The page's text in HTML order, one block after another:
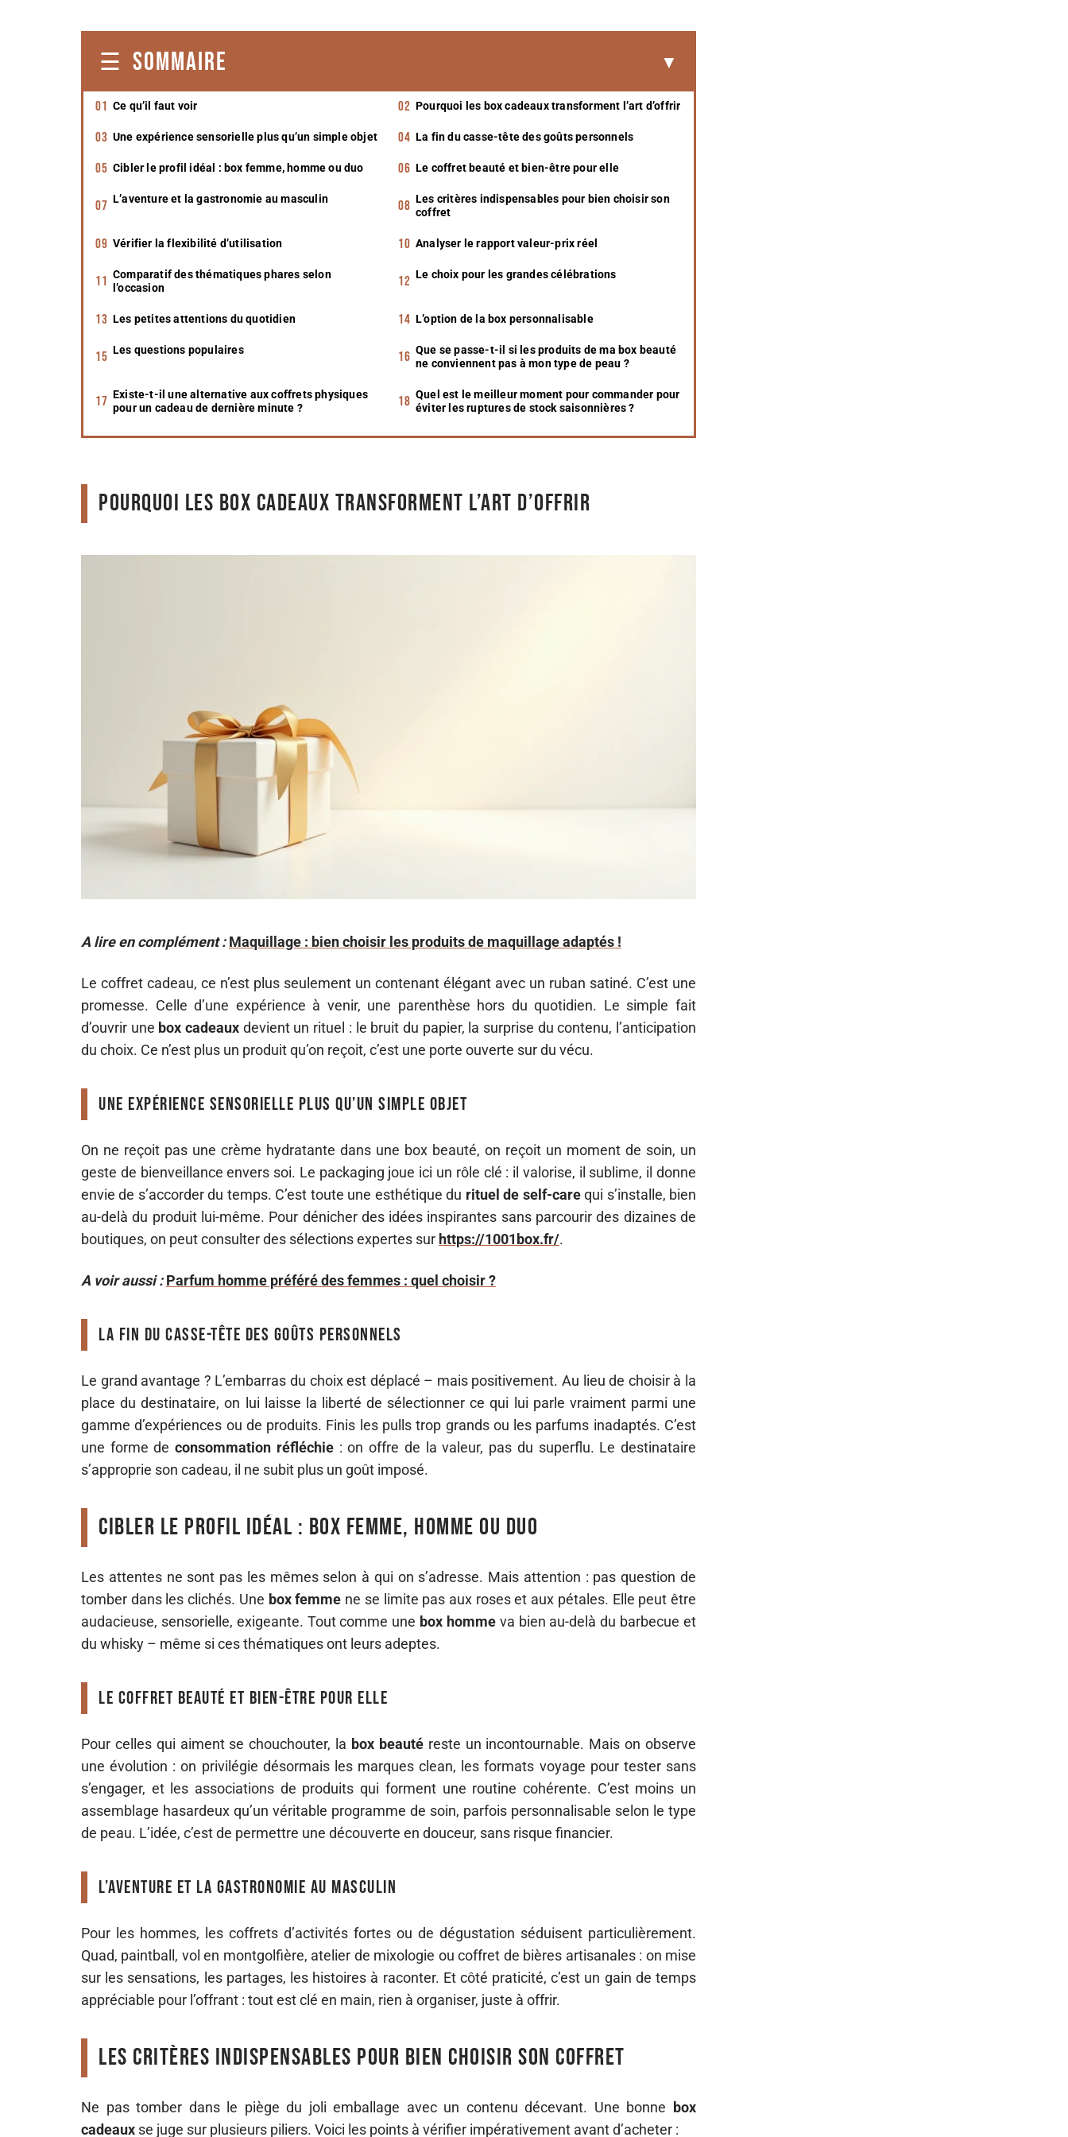
SOMMAIRE
Ce qu’il faut voir Pourquoi les box cadeaux transforment l’art d’offrir
Une expérience sensorielle plus qu’un simple objet La fin du casse-tête des goûts personnels
Cibler le profil idéal : box femme, homme ou duo Le coffret beauté et bien-être pour elle
L’aventure et la gastronomie au masculin
Les critères indispensables pour bien choisir son
coffret
Vérifier la flexibilité d’utilisation Analyser le rapport valeur-prix réel
Comparatif des thématiques phares selon
l’occasion
Le choix pour les grandes célébrations
Les petites attentions du quotidien L’option de la box personnalisable
Les questions populaires
Que se passe-t-il si les produits de ma box beauté
ne conviennent pas à mon type de peau ?
Existe-t-il une alternative aux coffrets physiques
pour un cadeau de dernière minute ?
Quel est le meilleur moment pour commander pour
éviter les ruptures de stock saisonnières ?
Pourquoi les box cadeaux transforment l’art d’offrir
A lire en complément : Maquillage : bien choisir les produits de maquillage adaptés !
Le coffret cadeau, ce n’est plus seulement un contenant élégant avec un ruban satiné. C’est une
promesse. Celle d’une expérience à venir, une parenthèse hors du quotidien. Le simple fait
d’ouvrir une box cadeaux devient un rituel : le bruit du papier, la surprise du contenu, l’anticipation
du choix. Ce n’est plus un produit qu’on reçoit, c’est une porte ouverte sur du vécu.
Une expérience sensorielle plus qu’un simple objet
On ne reçoit pas une crème hydratante dans une box beauté, on reçoit un moment de soin, un
geste de bienveillance envers soi. Le packaging joue ici un rôle clé : il valorise, il sublime, il donne
envie de s’accorder du temps. C’est toute une esthétique du rituel de self-carequi s’installe, bien
au-delà du produit lui-même. Pour dénicher des idées inspirantes sans parcourir des dizaines de
boutiques, on peut consulter des sélections expertes sur https://1001box.fr/.
A voir aussi : Parfum homme préféré des femmes : quel choisir ?
La fin du casse-tête des goûts personnels
Le grand avantage ? L’embarras du choix est déplacé – mais positivement. Au lieu de choisir à la
place du destinataire, on lui laisse la liberté de sélectionner ce qui lui parle vraiment parmi une
gamme d’expériences ou de produits. Finis les pulls trop grands ou les parfums inadaptés. C’est
une forme deconsommation réfléchie: on offre de la valeur, pas du superflu. Le destinataire
s’approprie son cadeau, il ne subit plus un goût imposé.
Cibler le profil idéal : box femme, homme ou duo
Les attentes ne sont pas les mêmes selon à qui on s’adresse. Mais attention : pas question de
tomber dans les clichés. Une box femme ne se limite pas aux roses et aux pétales. Elle peut être
audacieuse, sensorielle, exigeante. Tout comme une box hommeva bien au-delà du barbecue et
du whisky – même si ces thématiques ont leurs adeptes.
Le coffret beauté et bien-être pour elle
Pour celles qui aiment se chouchouter, la box beautéreste un incontournable. Mais on observe
une évolution : on privilégie désormais les marques clean, les formats voyage pour tester sans
s’engager, et les associations de produits qui forment une routine cohérente. C’est moins un
assemblage hasardeux qu’un véritable programme de soin, parfois personnalisable selon le type
de peau. L’idée, c’est de permettre une découverte en douceur, sans risque financier.
L’aventure et la gastronomie au masculin
Pour les hommes, les coffrets d’activités fortes ou de dégustation séduisent particulièrement.
Quad, paintball, vol en montgolfière, atelier de mixologie ou coffret de bières artisanales : on mise
sur les sensations, les partages, les histoires à raconter. Et côté praticité, c’est un gain de temps
appréciable pour l’offrant : tout est clé en main, rien à organiser, juste à offrir.
Les critères indispensables pour bien choisir son coffret
Ne pas tomber dans le piège du joli emballage avec un contenu décevant. Une bonne box
cadeaux se juge sur plusieurs piliers. Voici les points à vérifier impérativement avant d’acheter :